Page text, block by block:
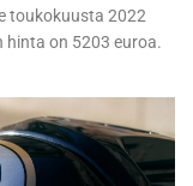
toukokuusta 2022
hinta on 5203 euroa.